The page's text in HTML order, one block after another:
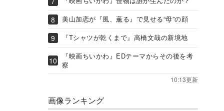
美山加恋が『風、薫る』で見せる“母”の顔
『Tシャツが乾くまで』高橋文哉の新境地
『映画ちいかわ』EDテーマからその後を考
察
10:13更新
画像ランキング